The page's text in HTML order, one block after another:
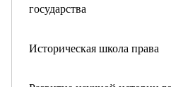
государства
Историческая школа права